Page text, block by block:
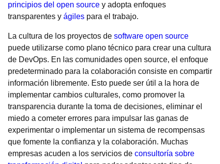
principios del open source y adopta enfoques
transparentes y ágiles para el trabajo.
La cultura de los proyectos de software open source
puede utilizarse como plano técnico para crear una cultura
de DevOps. En las comunidades open source, el enfoque
predeterminado para la colaboración consiste en compartir
información libremente. Esto puede ser útil a la hora de
implementar cambios culturales, como promover la
transparencia durante la toma de decisiones, eliminar el
miedo a cometer errores para impulsar las ganas de
experimentar o implementar un sistema de recompensas
que fomente la confianza y la colaboración. Muchas
empresas acuden a los servicios de consultoría sobre